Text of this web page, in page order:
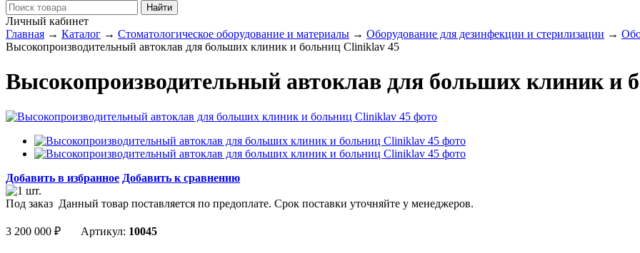
Личный кабинет
Главная → Каталог → Стоматологическое оборудование и материалы → Оборудование для дезинфекции и стерилизации →
Высокопроизводительный автоклав для больших клиник и больниц Cliniklav 45
Высокопроизводительный автоклав для больших клиник и
Добавить в избранное Добавить к сравнению
Под заказ Данный товар поставляется по предоплате. Срок поставки уточняйте у менеджеров.
3 200 000 ₽ Артикул: 10045